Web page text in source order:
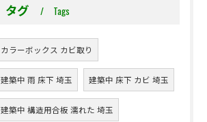
タグ Tags
カラーボックス カビ取り
建築中 雨 床下 埼玉 建築中 床下 カビ 埼玉
建築中 構造用合板 濡れた 埼玉